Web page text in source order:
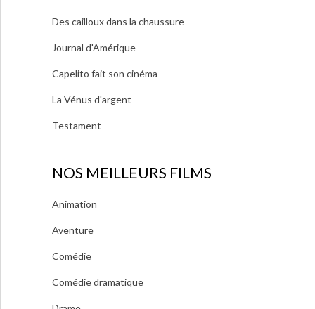
Des cailloux dans la chaussure
Journal d'Amérique
Capelito fait son cinéma
La Vénus d'argent
Testament
NOS MEILLEURS FILMS
Animation
Aventure
Comédie
Comédie dramatique